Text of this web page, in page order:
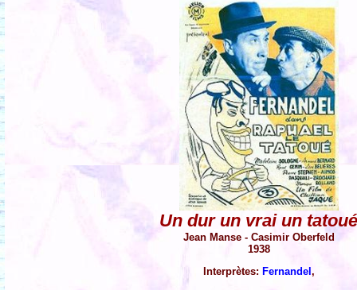
Un dur un vrai un
Jean Manse - Casimir Oberfeld
1938
Interprètes: Fernandel ,